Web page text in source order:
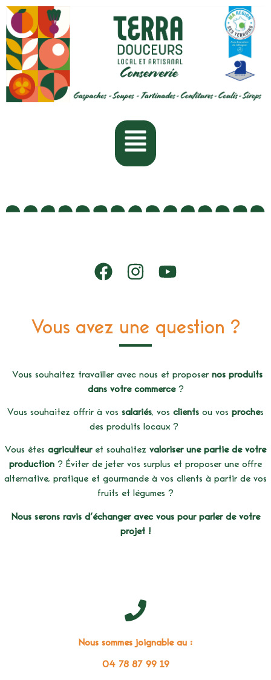
Vous avez une question ?
Vous souhaitez travailler avec nous et proposer nos produits
dans votre commerce?
Vous souhaitez offrir à vos salariés, vos clients ou vos proches
des produits locaux ?
Vous êtes agriculteuret souhaitez valoriser une partie de votre
production ? Éviter de jeter vos surplus et proposer une offre
alternative, pratique et gourmande à vos clients à partir de vos
fruits et légumes ?
Nous serons ravis d’échanger avec vous pour parler de votre
projet !
Nous sommes joignable au :
04 78 87 99 19